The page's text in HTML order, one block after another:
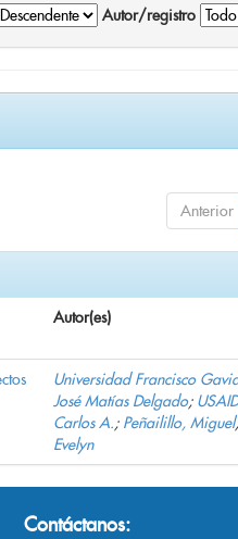
Autor/registro
Anterior
Autor(es)
Universidad Francisco
José Matías Delgado; USAID
Carlos A.; Peñailillo, Miguel
Evelyn
Contáctanos: